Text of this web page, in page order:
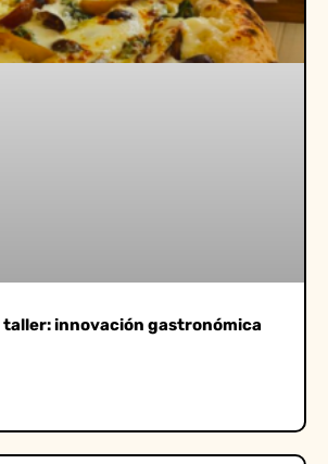
taller: innovación gastronómica